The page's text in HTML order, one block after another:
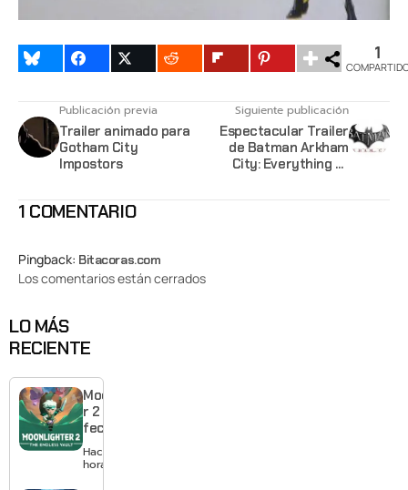
1
Publicación previa
Trailer animado para
Gotham City
Impostors
Siguiente publicación
Espectacular Trailer
de Batman Arkham
City: Everything at
1 COMENTARIO
Pingback: Bitacoras.com
Los comentarios están cerrados
LO MÁS
RECIENTE
Moonlighte
r 2 ya tiene
fecha y
puedes
quedarte
Hace 24
horas